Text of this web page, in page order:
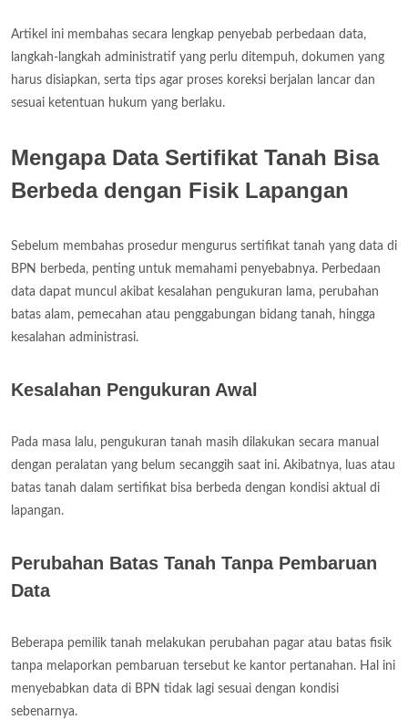
Artikel ini membahas secara lengkap penyebab perbedaan data,
langkah-langkah administratif yang perlu ditempuh, dokumen yang
harus disiapkan, serta tips agar proses koreksi berjalan lancar dan
sesuai ketentuan hukum yang berlaku.
Mengapa Data Sertifikat Tanah Bisa
Berbeda dengan Fisik Lapangan
Sebelum membahas prosedur mengurus sertifikat tanah yang data di
BPN berbeda, penting untuk memahami penyebabnya. Perbedaan
data dapat muncul akibat kesalahan pengukuran lama, perubahan
batas alam, pemecahan atau penggabungan bidang tanah, hingga
kesalahan administrasi.
Kesalahan Pengukuran Awal
Pada masa lalu, pengukuran tanah masih dilakukan secara manual
dengan peralatan yang belum secanggih saat ini. Akibatnya, luas atau
batas tanah dalam sertifikat bisa berbeda dengan kondisi aktual di
lapangan.
Perubahan Batas Tanah Tanpa Pembaruan
Data
Beberapa pemilik tanah melakukan perubahan pagar atau batas fisik
tanpa melaporkan pembaruan tersebut ke kantor pertanahan. Hal ini
menyebabkan data di BPN tidak lagi sesuai dengan kondisi
sebenarnya.